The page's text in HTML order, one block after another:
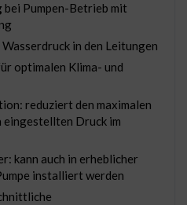
bei Pumpen-Betrieb mit
in den Leitungen
optimalen Klima- und
reduziert den maximalen
eingestellten Druck im
kann auch in erheblicher
installiert werden